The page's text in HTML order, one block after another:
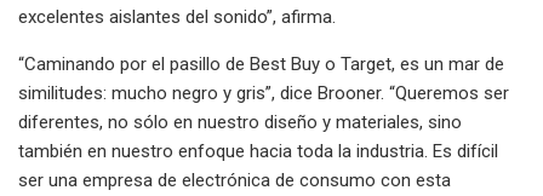
excelentes aislantes del sonido”, afirma.
“Caminando por el pasillo de Best Buy o Target, es un mar de
similitudes: mucho negro y gris”, dice Brooner. “Queremos ser
diferentes, no sólo en nuestro diseño y materiales, sino
también en nuestro enfoque hacia toda la industria. Es difícil
ser una empresa de electrónica de consumo con esta